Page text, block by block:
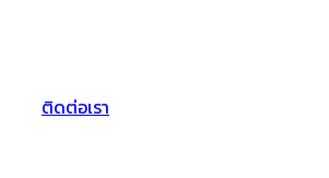
ติดต่อเรา